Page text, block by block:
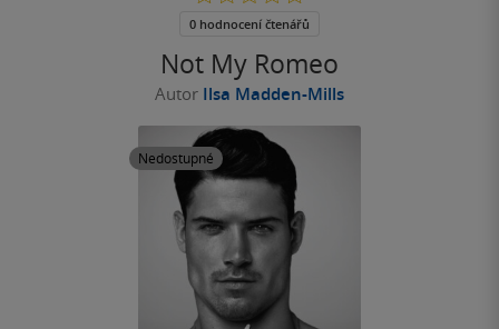
Not My Romeo
Autor Ilsa Madden-Mills
Nedostupné
5
0 hodnocení čtenářů